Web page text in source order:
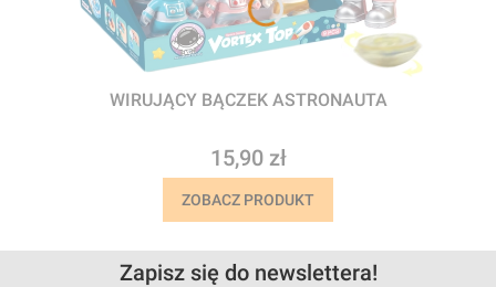
WIRUJĄCY BĄCZEK ASTRONAUTA
Cena
15,90 zł
ZOBACZ PRODUKT
Zapisz się do newslettera!